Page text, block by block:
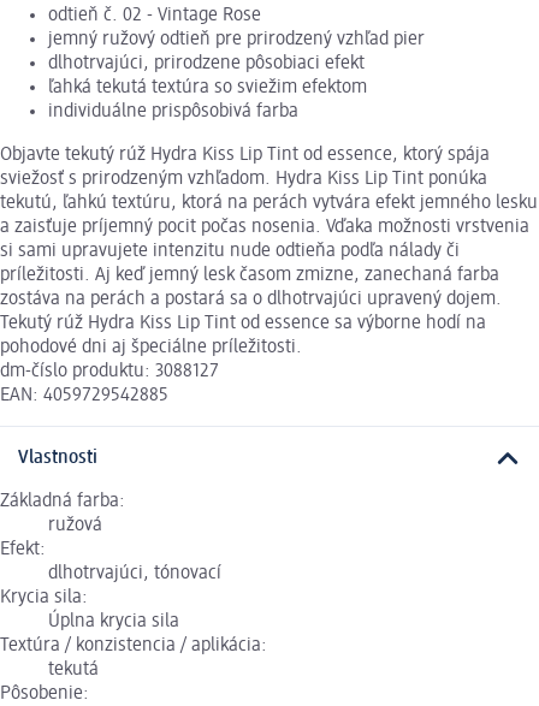
odtieň č. 02 - Vintage Rose
jemný ružový odtieň pre prirodzený vzhľad pier
dlhotrvajúci, prirodzene pôsobiaci efekt
ľahká tekutá textúra so sviežim efektom
individuálne prispôsobivá farba
Objavte tekutý rúž Hydra Kiss Lip Tint od essence, ktorý spája
sviežosť s prirodzeným vzhľadom. Hydra Kiss Lip Tint ponúka
tekutú, ľahkú textúru, ktorá na perách vytvára efekt jemného lesku
a zaisťuje príjemný pocit počas nosenia. Vďaka možnosti vrstvenia
si sami upravujete intenzitu nude odtieňa podľa nálady či
príležitosti. Aj keď jemný lesk časom zmizne, zanechaná farba
zostáva na perách a postará sa o dlhotrvajúci upravený dojem.
Tekutý rúž Hydra Kiss Lip Tint od essence sa výborne hodí na
pohodové dni aj špeciálne príležitosti.
dm-číslo produktu: 3088127
EAN: 4059729542885
Vlastnosti
Základná farba:
ružová
Efekt:
dlhotrvajúci, tónovací
Krycia sila:
Úplna krycia sila
Textúra / konzistencia / aplikácia:
tekutá
Pôsobenie: